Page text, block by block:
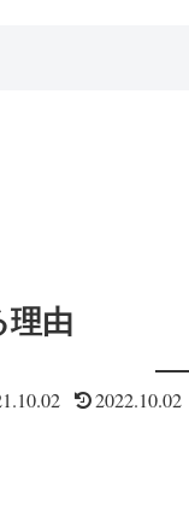
理由
2022.10.02